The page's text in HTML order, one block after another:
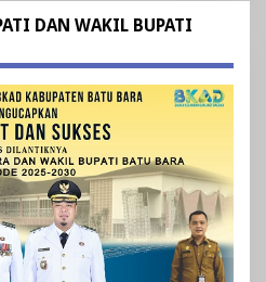
DAN WAKIL BUPATI